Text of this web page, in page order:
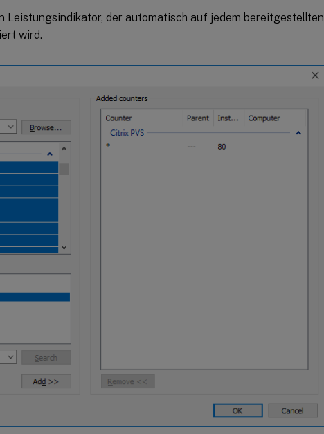
Leistungsindikator, der automatisch auf jedem bereitgestellten
wird.